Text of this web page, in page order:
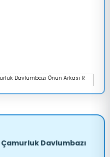
Davlumbazı